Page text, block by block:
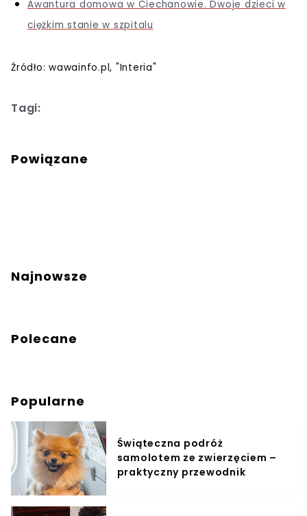
Awantura domowa w Ciechanowie. Dwoje dzieci w
ciężkim stanie w szpitalu
Źródło: wawainfo.pl, "Interia"
Tagi:
Powiązane
Najnowsze
Polecane
Popularne
Świąteczna podróż
samolotem ze zwierzęciem –
praktyczny przewodnik